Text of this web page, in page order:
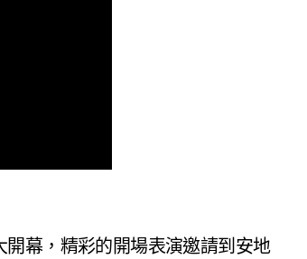
開幕，精彩的開場表演邀請到安地